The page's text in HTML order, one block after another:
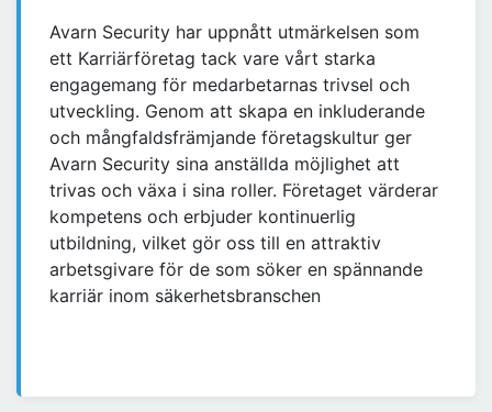
Avarn Security har uppnått utmärkelsen som
ett Karriärföretag tack vare vårt starka
engagemang för medarbetarnas trivsel och
utveckling. Genom att skapa en inkluderande
och mångfaldsfrämjande företagskultur ger
Avarn Security sina anställda möjlighet att
trivas och växa i sina roller. Företaget värderar
kompetens och erbjuder kontinuerlig
utbildning, vilket gör oss till en attraktiv
arbetsgivare för de som söker en spännande
karriär inom säkerhetsbranschen